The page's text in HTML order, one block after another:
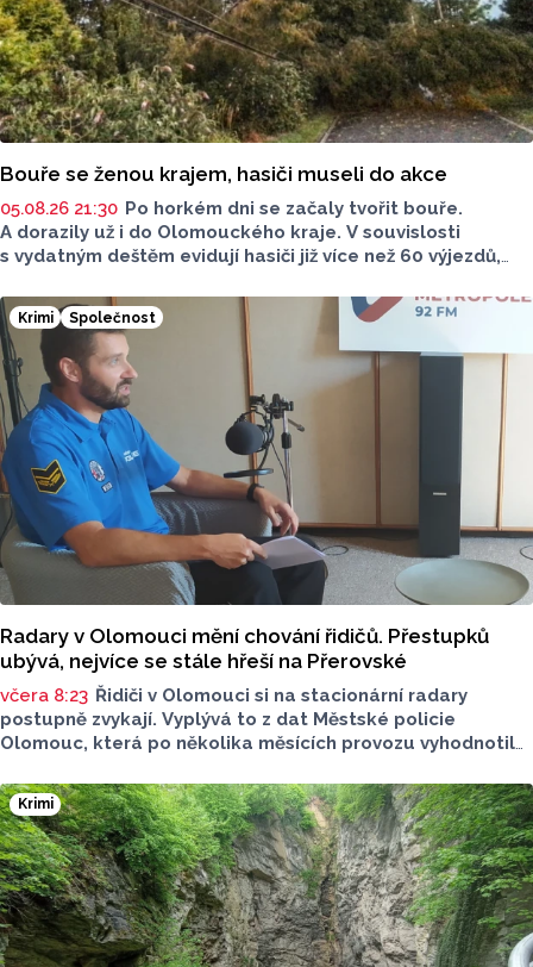
Bouře se ženou krajem, hasiči museli do akce
05.08.26 21:30 Po horkém dni se začaly tvořit bouře.
A dorazily už i do Olomouckého kraje. V souvislosti
s vydatným deštěm evidují hasiči již více než 60 výjezdů,
Olomouckého kraje o tom informoval na sociálních sítích.
Krimi Společnost
Radary v Olomouci mění chování řidičů. Přestupků
ubývá, nejvíce se stále hřeší na Přerovské
včera 8:23 Řidiči v Olomouci si na stacionární radary
postupně zvykají. Vyplývá to z dat Městské policie
Olomouc, která po několika měsících provozu vyhodnotila
zaznamenaných přestupků zde oproti prvním měsícům
výrazně klesl, v některých lokalitách až o polovinu.
O dopravě, ale i o případech, která musela Městská
policie Olomouc (MPO) řešit mluvil v pocastu Radia
Metropole s Tomášem Gottwaldem mluvčí MPO Petr
Čunderle.
Krimi